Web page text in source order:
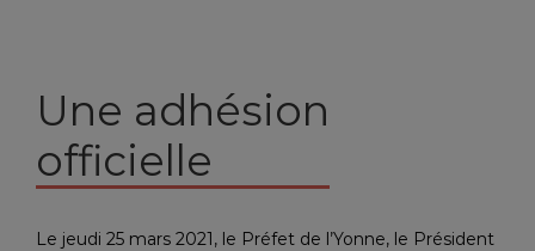
Une adhésion
officielle
Le jeudi 25 mars 2021, le Préfet de l’Yonne, le Président